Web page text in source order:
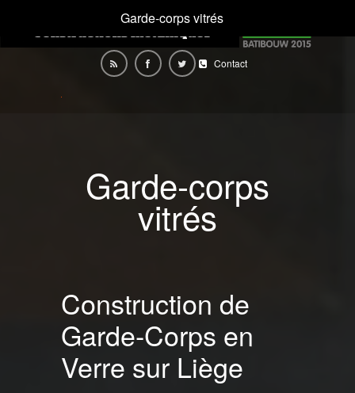
Garde-corps vitrés
Contact
Garde-corps
vitrés
Construction de
Garde-Corps en
Verre sur Liège